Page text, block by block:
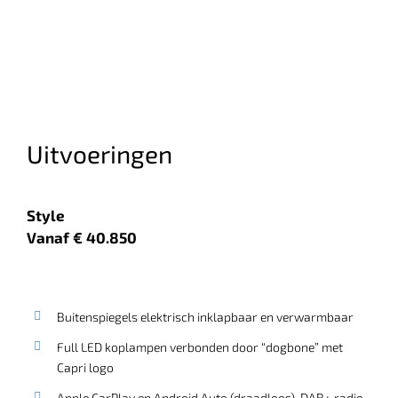
Uitvoeringen
Style
Vanaf € 40.850
Buitenspiegels elektrisch inklapbaar en verwarmbaar
Full LED koplampen verbonden door “dogbone” met
Capri logo